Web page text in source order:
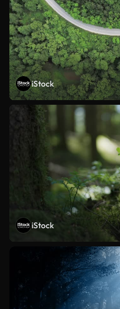
iStock
iStock